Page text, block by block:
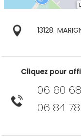
13128
Cliquez pour
06 60
06 84